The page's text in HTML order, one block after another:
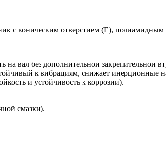
коническим отверстием (E), полиамидным
вал без дополнительной закрепительной
к вибрациям, снижает инерционные
и устойчивость к коррозии).
смазки).